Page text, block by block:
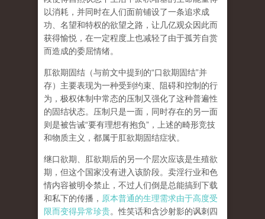
以消耗，并同时在人们面前铺设了一条追求成
功、名望和特权的欲望之路，让几亿观众因此而
获得愉悦，在一定程度上也减轻了由于孤芳自赏
而造成的委屈情绪。
肛欲期固结 （与前文中提到的“口欲期固结”并
存）主要表现为一种受到约束、阻碍和控制的行
为，极权体制中常态的压制又强化了这种普遍性
的固结状态。压制只是一面，同时存在的另一面
则是被告诫“要有理想有抱负” ，上述的畸形竞技
和物质主义，都属于肛欲期固结症状。
继口欲期、肛欲期后的另一个层次应该是生殖欲
期 ，但这个国家没有进入该阶段。卖淫行业和色
情内容被明令禁止，不过人们倒是总能搞到下载
和私下的传播， 原本普通的生理需求由于高度受
限而变得异常珍贵。性笑话和含沙射影的讽刺四